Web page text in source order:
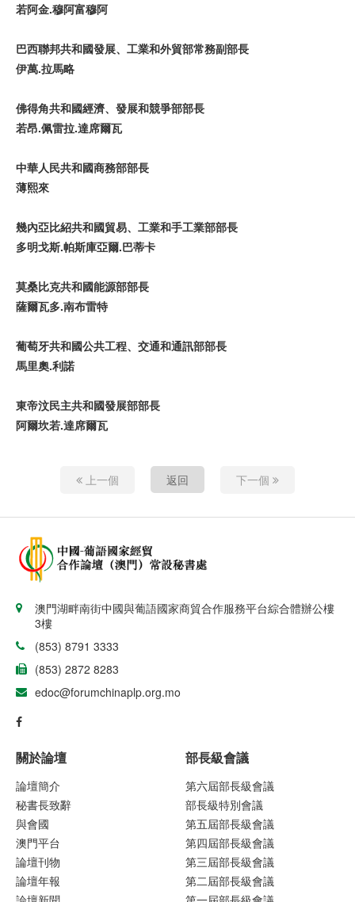
若阿金.穆阿富穆阿
巴西聯邦共和國發展、工業和外貿部常務副部長
伊萬.拉馬略
佛得角共和國經濟、 發展和競爭部部長
若昂.佩雷拉.達席爾瓦
中華人民共和國商務部部長
薄熙來
幾內亞比紹共和國貿易、工業和手工業部部長
多明戈斯.帕斯庫亞爾.巴蒂卡
莫桑比克共和國能源部部長
薩爾瓦多.南布雷特
葡萄牙共和國公共工程、交通和通訊部部長
馬里奧.利諾
東帝汶民主共和國發展部部長
阿爾坎若.達席爾瓦
上一個 返回 下一個
澳門湖畔南街中國與葡語國家商貿合作服務平台綜合體辦公樓
3樓
(853) 8791 3333
(853) 2872 8283
edoc@forumchinaplp.org.mo
關於論壇
論壇簡介
秘書長致辭
與會國
澳門平台
論壇刊物
論壇年報
部長級會議
第六屆部長級會議
部長級特別會議
第五屆部長級會議
第四屆部長級會議
第三屆部長級會議
第二屆部長級會議